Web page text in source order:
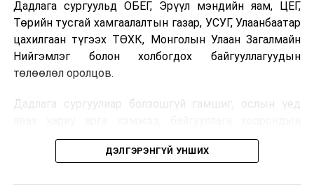
Дадлага сургуульд ОБЕГ, Эрүүл мэндийн яам, ЦЕГ,
Төрийн тусгай хамгаалалтын газар, УСУГ, Улаанбаатар
цахилгаан түгээх ТӨХК, Монголын Улаан Загалмайн
Нийгэмлэг болон холбогдох байгууллагуудын
төлөөлөл оролцов.
Дадлага сургуулиар болзошгүй гамшиг, ослын үед
уялдаа холбоо, бүрэлдэхүүний бэлтгэл, бэлэн байдлыг
ДЭЛГЭРЭНГҮЙ УНШИХ